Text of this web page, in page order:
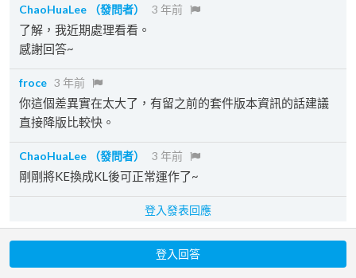
ChaoHuaLee
（發問者） 3 年前
了解，我近期處理看看。
感謝回答~
froce 3 年前
你這個差異實在太大了，有留之前的套件版本資訊的話建議
直接降版比較快。
ChaoHuaLee （發問者） 3 年前
剛剛將KE換成KL後可正常運作了~
登入發表回應
登入回答